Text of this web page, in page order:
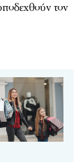
τον